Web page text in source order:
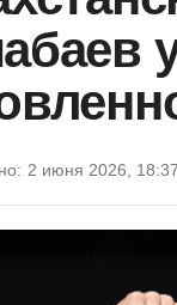
2 июня 2026, 18:37